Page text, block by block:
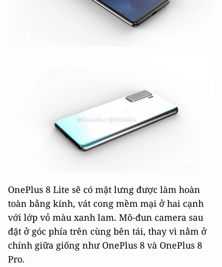
OnePlus 8 Lite sẽ có mặt lưng được làm hoàn
toàn bằng kính, vát cong mềm mại ở hai cạnh
với lớp vỏ màu xanh lam. Mô-đun camera sau
đặt ở góc phía trên cùng bên tái, thay vì nằm ở
chính giữa giống như OnePlus 8 và OnePlus 8
Pro.